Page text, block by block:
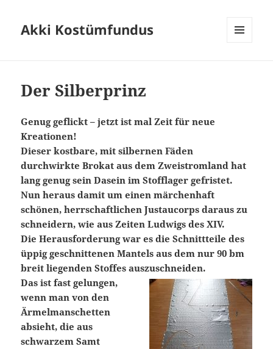
Akki Kostümfundus
Der Silberprinz
Genug geflickt – jetzt ist mal Zeit für neue
Kreationen!
Dieser kostbare, mit silbernen Fäden
durchwirkte Brokat aus dem Zweistromland hat
lang genug sein Dasein im Stofflager gefristet.
Nun heraus damit um einen märchenhaft
schönen, herrschaftlichen Justaucorps daraus zu
schneidern, wie aus Zeiten Ludwigs des XIV.
Die Herausforderung war es die Schnittteile des
üppig geschnittenen Mantels aus dem nur 90 bm
breit liegenden Stoffes auszuschneiden.
Das ist fast gelungen,
wenn man von den
Ärmelmanschetten
absieht, die aus
schwarzem Samt